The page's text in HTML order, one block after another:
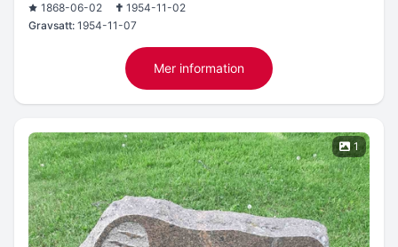
1868-06-02
1954-11-02
Gravsatt: 1954-11-07
Mer information
1